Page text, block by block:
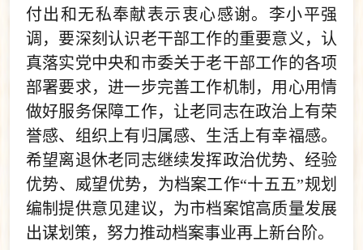
付出和无私奉献表示衷心感谢。李小平强
调，要深刻认识老干部工作的重要意义，认
真落实党中央和市委关于老干部工作的各项
部署要求，进一步完善工作机制，用心用情
做好服务保障工作，让老同志在政治上有荣
誉感、组织上有归属感、生活上有幸福感。
希望离退休老同志继续发挥政治优势、经验
优势、威望优势，为档案工作“十五五”规划
编制提供意见建议，为市档案馆高质量发展
出谋划策，努力推动档案事业再上新台阶。